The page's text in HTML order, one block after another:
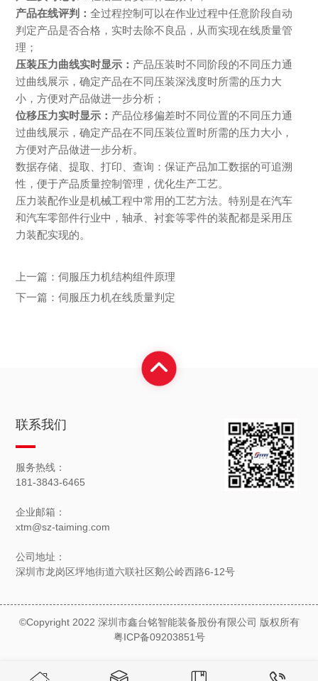
产品在线评判： 全过程控制可以在作业过程中任意阶段自动
判定产品是否合格，实时去除不良品，从而实现在线质量管
理；
压装压力曲线实时显示： 产品压装时不同阶段的不同压力通
过曲线展示，确定产品在不同压装深浅度时所需的压力大
小，方便对产品做进一步分析；
位移压力实时显示： 产品位移偏差时不同位置的不同压力通
过曲线展示，确定产品在不同压装位置时所需的压力大小，
方便对产品做进一步分析。
数据存储、提取、打印、查询：保证产品加工数据的可追溯
性，便于产品质量控制管理，优化生产工艺。
压力装配作业是机械工程中常用的工艺方法。特别是在汽车
和汽车零部件行业中，轴承、衬套等零件的装配都是采用压
力装配实现的。
上一篇： 伺服压力机结构组件原理
下一篇： 伺服压力机在线质量判定
联系我们
服务热线：
181-3843-6465
企业邮箱：
xtm@sz-taiming.com
公司地址：
深圳市龙岗区坪地街道六联社区鹅公岭西路6-12号
©Copyright 2022 深圳市鑫台铭智能装备股份有限公司 版权所有
粤ICP备09203851号